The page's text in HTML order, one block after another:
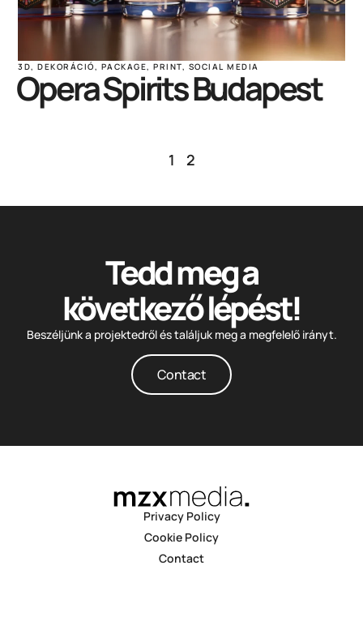
3D,DEKORÁCIÓ , PACKAGE,PRINT, SOCIAL MEDIA
Opera Spirits Budapest
1 2
Tedd meg a
következő lépést!
Beszéljünk a projektedről és találjuk meg a megfelelő irányt.
Contact
Privacy Policy
Cookie Policy
Contact